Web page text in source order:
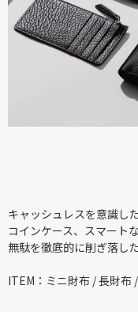
キャッシュレスを意識し
コインケース、スマート
無駄を徹底的に削ぎ落し
ITEM：ミニ財布 / 長財布